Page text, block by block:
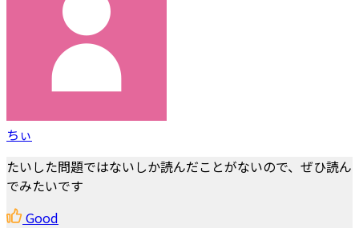
ちぃ
たいした問題ではないしか読んだことがないので、ぜひ読ん
でみたいです
Good